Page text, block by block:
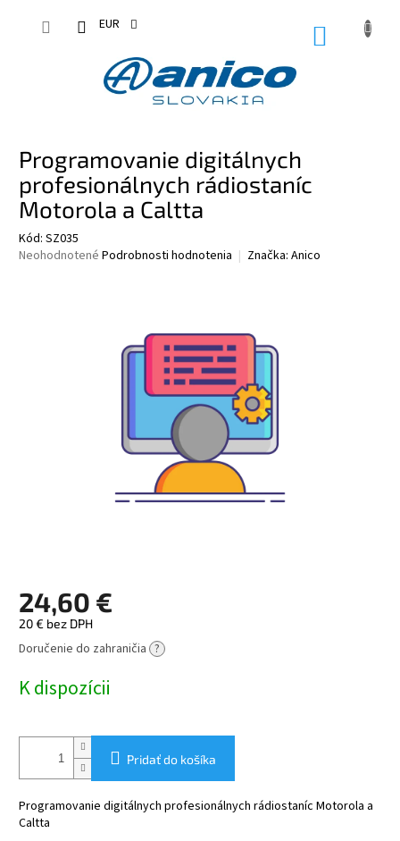
EUR
o
č
n
ý
p
a
Programovanie digitálnych
profesionálnych rádiostaníc
Motorola a Caltta
Kód: SZ035
Priemerné
Neohodnotené Podrobnosti hodnotenia Značka: Anico
24,60 €
20 € bez DPH
Jednotková
Doručenie do zahraničia ?
K dispozícii
Pridať do košíka
Programovanie digitálnych profesionálnych rádiostaníc Motorola a
Caltta